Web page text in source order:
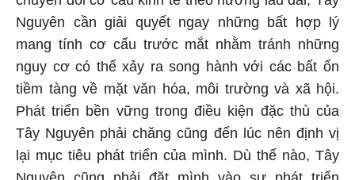
Nguyên cần giải quyết ngay những bất hợp lý
mang tính cơ cấu trước mắt nhằm tránh những
nguy cơ có thể xảy ra song hành với các bất ổn
tiềm tàng về mặt văn hóa, môi trường và xã hội.
Phát triển bền vững trong điều kiện đặc thù của
Tây Nguyên phải chăng cũng đến lúc nên định vị
lại mục tiêu phát triển của mình. Dù thế nào, Tây